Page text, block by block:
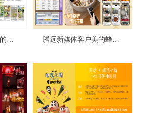
腾远新媒体客户奈雪的茶广告投放案例概览 腾远新媒体客户美的蜂窝锅广告投放案例概览